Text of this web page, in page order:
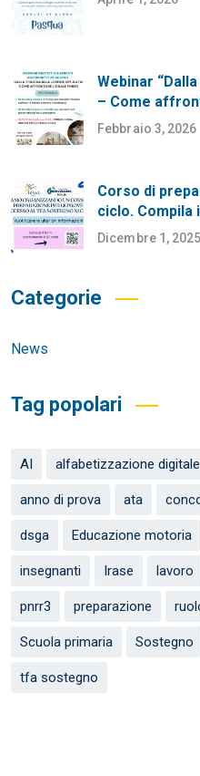
Webinar
– Come
Febbraio 3, 2026
Corso di
ciclo.
Dicembre 1, 2025
Categorie
News
Tag popolari
AI alfabetizzazione digitale
anno di prova ata
dsga Educazione motoria
insegnanti Irase lavoro
pnrr3 preparazione
Scuola primaria Sostegno
tfa sostegno